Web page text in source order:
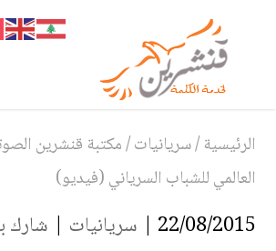
الرئيسية/سريانيات/مكتبة قنشرين
العالمي للشباب السرياني (فيديو)
22/08/2015 | سريانيات | شارك